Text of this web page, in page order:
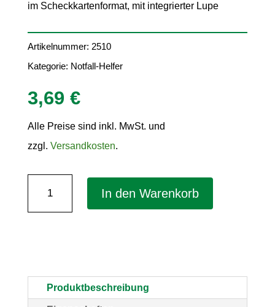
im Scheckkartenformat, mit integrierter Lupe
Artikelnummer: 2510
Kategorie: Notfall-Helfer
3,69 €
Alle Preise sind inkl. MwSt. und
zzgl. Versandkosten.
mm
In den Warenkorb
Produktbeschreibung